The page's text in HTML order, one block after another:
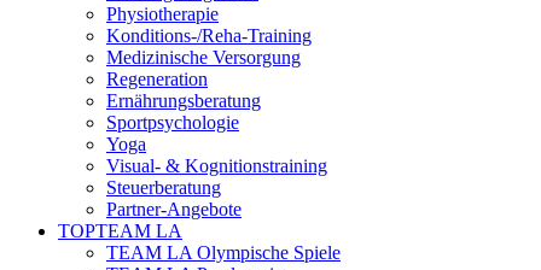
Physiotherapie
Konditions-/Reha-Training
Medizinische Versorgung
Regeneration
Ernährungsberatung
Sportpsychologie
Yoga
Visual- & Kognitionstraining
Steuerberatung
Partner-Angebote
TOPTEAM LA
TEAM LA Olympische Spiele